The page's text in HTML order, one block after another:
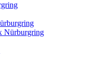
Nürburgring